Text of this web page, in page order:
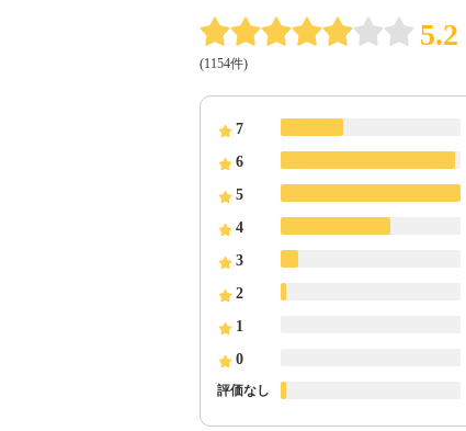
5.2
(1154件)
7
6
5
4
3
2
1
0
評価なし